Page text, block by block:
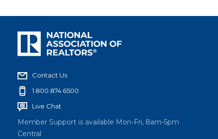
Contact Us
1.800.874.6500
Live Chat
Member Support is available Mon-Fri, 8am-5pm
Central